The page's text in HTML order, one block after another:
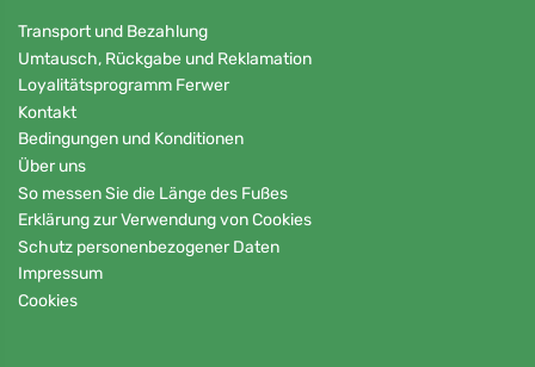
Transport und Bezahlung
Umtausch, Rückgabe und Reklamation
Loyalitätsprogramm Ferwer
Kontakt
Bedingungen und Konditionen
Über uns
So messen Sie die Länge des Fußes
Erklärung zur Verwendung von Cookies
Schutz personenbezogener Daten
Impressum
Cookies